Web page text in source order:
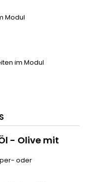
Modul
im Modul
- Olive mit
oder